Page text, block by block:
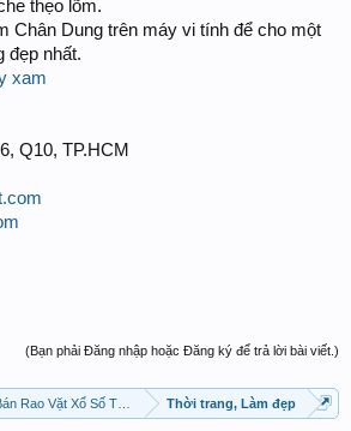
thẹo lõm.
Chân Dung trên máy vi tính để cho một
đẹp nhất.
xam
Q10, TP.HCM
(Bạn phải Đăng nhập hoặc Đăng ký để trả lời bài viết.)
Rao Vặt Xổ Số Thần Tài Chấm Cơm !
Thời trang, Làm đẹp